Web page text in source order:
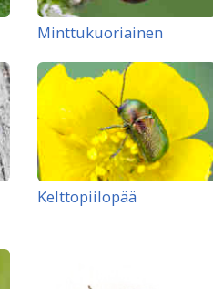
Minttukuoriainen
Kelttopiilopää